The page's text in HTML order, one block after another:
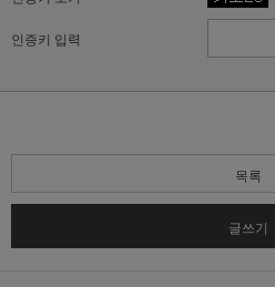
인증키 입력
목록
글쓰기